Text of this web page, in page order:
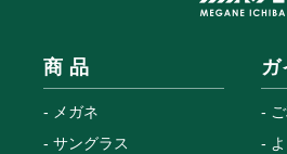
商 品
メガネ
サングラス
ガ